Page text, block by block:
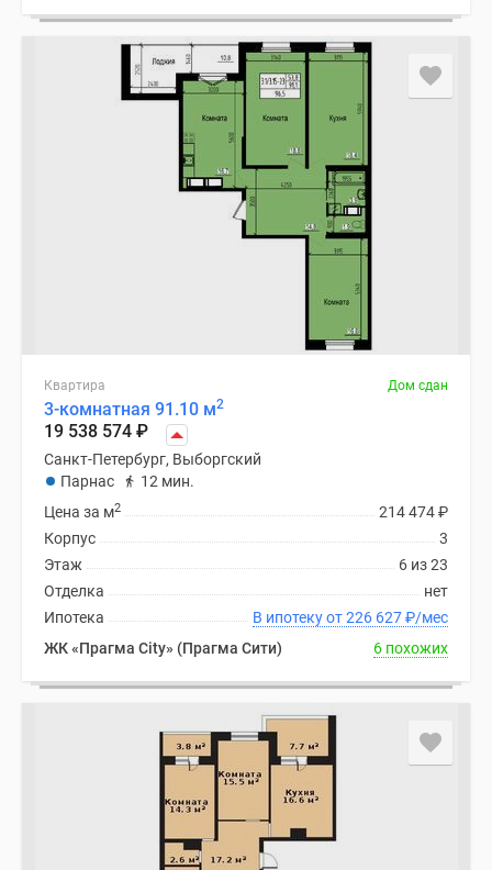
Квартира Дом сдан
3-комнатная 91.10 м2
19 538 574 ₽
Санкт-Петербург, Выборгский
Парнас
12 мин.
214 474₽
Цена за м2
3
Корпус
6 из 23
Этаж
нет
Отделка
В ипотеку от 226 627₽/мес
Ипотека
ЖК «Прагма City» (Прагма Сити)
6 похожих